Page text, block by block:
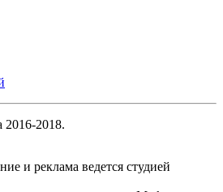
2018.
и реклама ведется студией